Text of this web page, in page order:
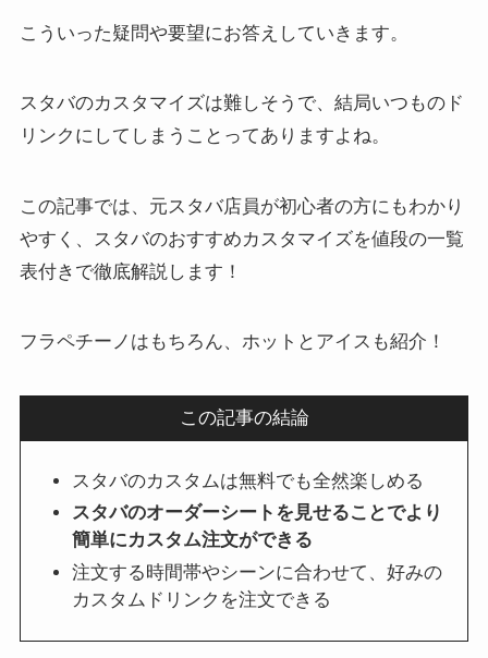
こういった疑問や要望にお答えしていきます。
スタバのカスタマイズは難しそうで、結局いつものド
リンクにしてしまうことってありますよね。
この記事では、元スタバ店員が初心者の方にもわかり
やすく、スタバのおすすめカスタマイズを値段の一覧
表付きで徹底解説します！
フラペチーノはもちろん、ホットとアイスも紹介！
この記事の結論
スタバのカスタムは無料でも全然楽しめる
スタバのオーダーシートを見せることでより
簡単にカスタム注文ができる
注文する時間帯やシーンに合わせて、好みの
カスタムドリンクを注文できる